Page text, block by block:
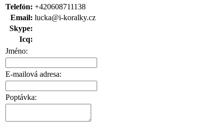
Telefón: +420608711138
Email: lucka@i-koralky.cz
Skype:
Icq:
Jméno:
E-mailová adresa:
Poptávka: